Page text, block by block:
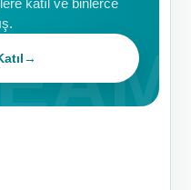
katıl ve binlerce
→